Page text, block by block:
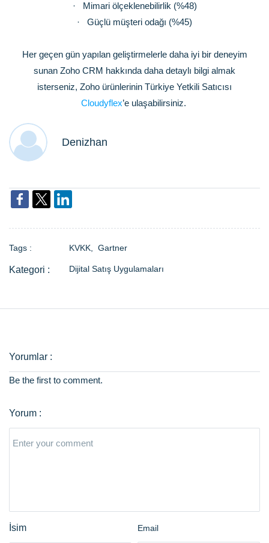
·
Mimari ölçeklenebilirlik (%48)
·
Güçlü müşteri odağı (%45)
Her geçen gün yapılan geliştirmelerle daha iyi bir deneyim
sunan Zoho CRM hakkında daha detaylı bilgi almak
isterseniz, Zoho ürünlerinin Türkiye Yetkili Satıcısı
Cloudyflex’e ulaşabilirsiniz.
Denizhan
Tags : KVKK, Gartner
Dijital Satış Uygulamaları
Be the first to comment.
Email